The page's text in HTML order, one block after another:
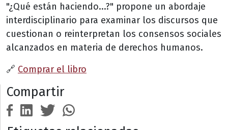
"¿Qué están haciendo...?" propone un abordaje
interdisciplinario para examinar los discursos que
cuestionan o reinterpretan los consensos sociales
alcanzados en materia de derechos humanos.
🔗 Comprar el libro
Compartir